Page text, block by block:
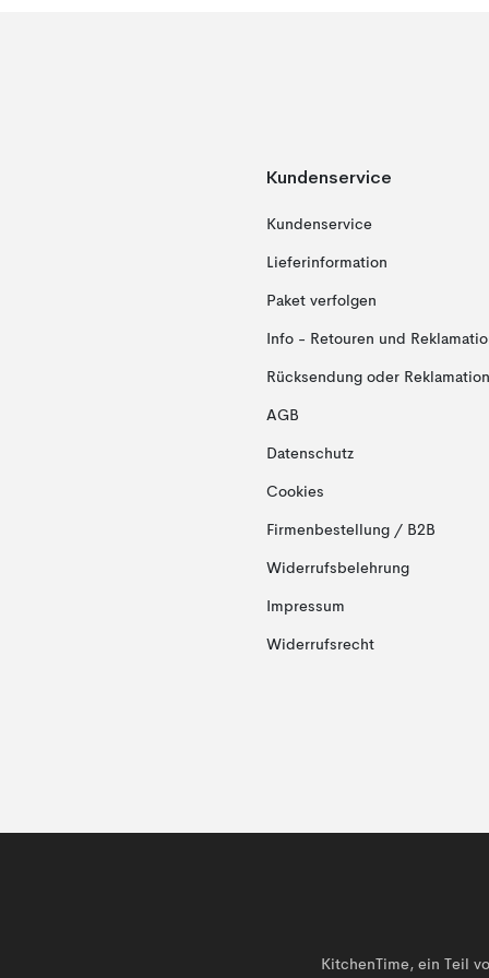
Kundenservice
Kundenservice
Lieferinformation
Paket verfolgen
Info - Retouren und
Rücksendung oder
AGB
Datenschutz
Cookies
Firmenbestellung / B2B
Widerrufsbelehrung
Impressum
Widerrufsrecht
KitchenTime, ein Teil